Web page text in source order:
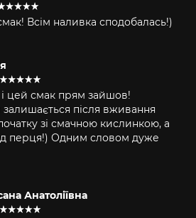
Всім наливка сподобалась!)
цей смак прям зайшов!
після вживання
зі смачною кислинкою, а
перця!) Одним словом дуже
Анатоліївна